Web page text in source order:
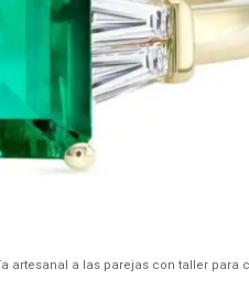
artesanal a las parejas con taller para